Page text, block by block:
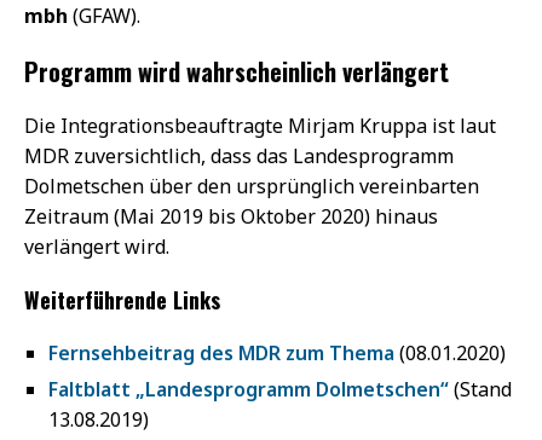
mbh (GFAW).
Programm wird wahrscheinlich verlängert
Die Integrationsbeauftragte Mirjam Kruppa ist laut
MDR zuversichtlich, dass das Landesprogramm
Dolmetschen über den ursprünglich vereinbarten
Zeitraum (Mai 2019 bis Oktober 2020) hinaus
verlängert wird.
Weiterführende Links
Fernsehbeitrag des MDR zum Thema (08.01.2020)
Faltblatt „Landesprogramm Dolmetschen“(Stand
13.08.2019)